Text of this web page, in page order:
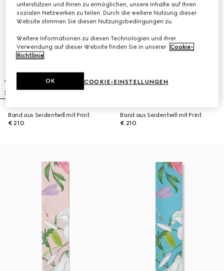
Band aus Seidentwill mit Print
€ 210
Band aus Seidentwill mit Print
€ 210
unterstützen und Ihnen zu ermöglichen, unsere Inhalte auf Ihren
sozialen Netzwerken zu teilen. Durch die weitere Nutzung dieser
Website stimmen Sie diesen Nutzungsbedingungen zu.
Weitere Informationen zu diesen Technologien und ihrer
Verwendung auf dieser Website finden Sie in unserer Cookie-
Richtlinie.
COOKIE-EINSTELLUNGEN
OK